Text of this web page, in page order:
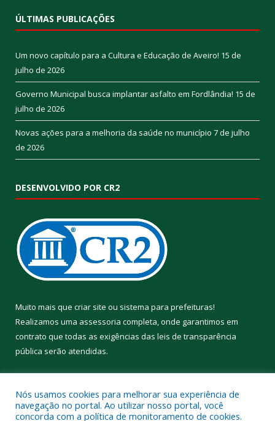
ÚLTIMAS PUBLICAÇÕES
Um novo capítulo para a Cultura e Educação de Aveiro! 15 de
julho de 2026
Governo Municipal busca implantar asfalto em Fordlândia! 15 de
julho de 2026
Novas ações para a melhoria da saúde no município 7 de julho
de 2026
DESENVOLVIDO POR CR2
Muito mais que criar site ou sistema para prefeituras!
Realizamos uma assessoria completa, onde garantimos em
contrato que todas as exigências das leis de transparência
pública serão atendidas.
Nós usamos cookies para melhorar sua experiência de
navegação no portal. Ao utilizar nosso portal, você
concorda com a política de monitoramento de cookies.